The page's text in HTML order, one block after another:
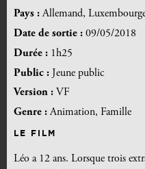
Pays :Allemand,
Date de sortie : 09/05/2018
Durée : 1h25
Public : Jeune public
Version : VF
Genre :Animation, Famille
LE FILM
Léo a 12 ans. Lorsque trois